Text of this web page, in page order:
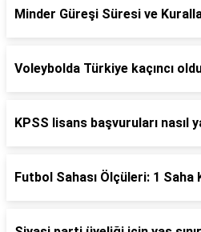
Minder Güreşi Süresi ve
Voleybolda Türkiye kaçıncı
KPSS lisans başvuruları nasıl
Futbol Sahası Ölçüleri: 1